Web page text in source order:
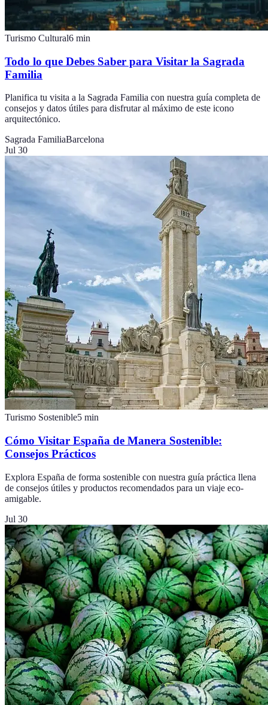
Turismo Cultural6 min
Todo lo que Debes Saber para Visitar la Sagrada
Familia
Planifica tu visita a la Sagrada Familia con nuestra guía completa de
consejos y datos útiles para disfrutar al máximo de este icono
arquitectónico.
Sagrada FamiliaBarcelona
Jul 30
Turismo Sostenible5 min
Cómo Visitar España de Manera Sostenible:
Consejos Prácticos
Explora España de forma sostenible con nuestra guía práctica llena
de consejos útiles y productos recomendados para un viaje eco-
amigable.
Jul 30